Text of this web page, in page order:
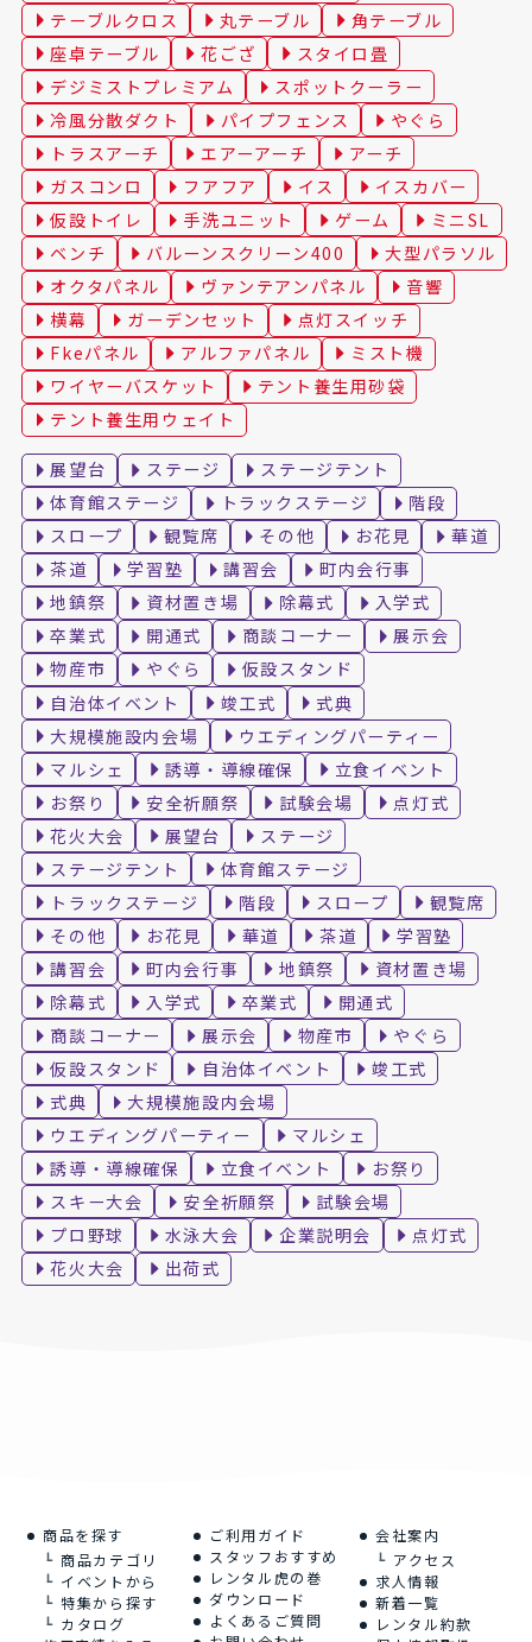
テーブルクロス
丸テーブル
角テーブル
座卓テーブル
花ござ
スタイロ畳
デジミストプレミアム
スポットクーラー
冷風分散ダクト
パイプフェンス
やぐら
トラスアーチ
エアーアーチ
アーチ
ガスコンロ
フアフア イス
イスカバー
仮設トイレ
手洗ユニット ゲーム
ミニSL
ベンチ
バルーンスクリーン400
大型パラソル
オクタパネル
ヴァンテアンパネル
音響
横幕
ガーデンセット
点灯スイッチ
Fkeパネル
アルファパネル
ミスト機
ワイヤーバスケット
テント養生用砂袋
テント養生用ウェイト
展望台 ステージ
ステージテント
体育館ステージ
トラックステージ
階段
スロープ
観覧席 その他 お花見
華道
茶道
学習塾 講習会
町内会行事
地鎮祭
資材置き場 除幕式
入学式
卒業式
開通式 商談コーナー
展示会
物産市
やぐら
仮設スタンド
自治体イベント
竣工式
式典
大規模施設内会場
ウエディングパーティー
マルシェ
誘導・導線確保
立食イベント
お祭り
安全祈願祭 試験会場
点灯式
花火大会
展望台
ステージ
ステージテント
体育館ステージ
トラックステージ
階段 スロープ
観覧席
その他
お花見 華道 茶道
学習塾
講習会
町内会行事 地鎮祭
資材置き場
除幕式
入学式 卒業式
開通式
商談コーナー
展示会 物産市
やぐら
仮設スタンド
自治体イベント
竣工式
式典
大規模施設内会場
ウエディングパーティー
マルシェ
誘導・導線確保
立食イベント
お祭り
スキー大会
安全祈願祭
試験会場
プロ野球
水泳大会 企業説明会
点灯式
花火大会
出荷式
商品を探す
商品カテゴリ
イベントから
特集から探す
カタログ
ご利用ガイド
スタッフおすすめ
レンタル虎の巻
ダウンロード
よくあるご質問
会社案内
アクセス
求人情報
新着一覧
レンタル約款